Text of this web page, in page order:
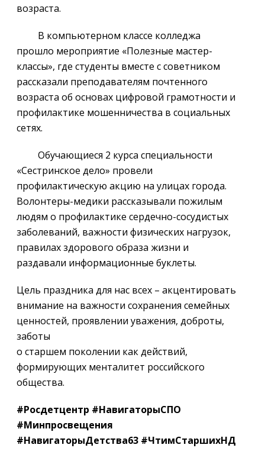
возраста.
В компьютерном классе колледжа
прошло мероприятие «Полезные мастер-
классы», где студенты вместе с советником
рассказали преподавателям почтенного
возраста об основах цифровой грамотности и
профилактике мошенничества в социальных
сетях.
Обучающиеся 2 курса специальности
«Сестринское дело» провели
профилактическую акцию на улицах города.
Волонтеры-медики рассказывали пожилым
людям о профилактике сердечно-сосудистых
заболеваний, важности физических нагрузок,
правилах здорового образа жизни и
раздавали информационные буклеты.
Цель праздника для нас всех – акцентировать
внимание на важности сохранения семейных
ценностей, проявлении уважения, доброты,
заботы
о старшем поколении как действий,
формирующих менталитет российского
общества.
#Росдетцентр #НавигаторыСПО
#Минпросвещения
#НавигаторыДетства63 #ЧтимСтаршихНД